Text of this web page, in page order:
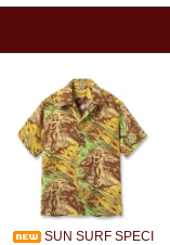
SUN SURF SPECI